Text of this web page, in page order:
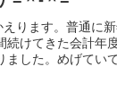
ります。普通に
けてきた会計年
した。めげてい